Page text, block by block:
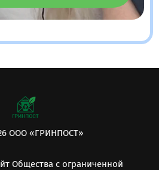
ООО «ГРИНПОСТ»
Общества с ограниченной